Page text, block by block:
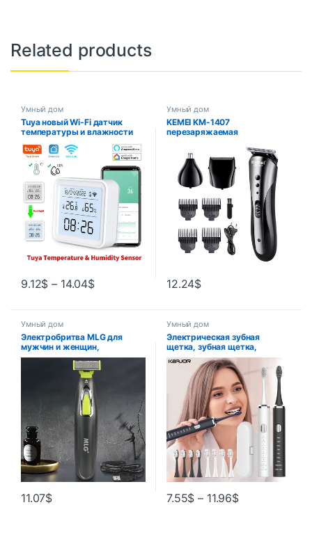
Related products
Умный дом
Tuya новый Wi-Fi датчик
температуры и влажности
Smart Life подсветка
гигрометр термометр
датчик поддержка Alexa
Google Home Assistant
9.12$ – 14.04$
Умный дом
KEMEI KM-1407
перезаряжаемая
стрижки волос в носу,
многофункциональный
мужской триммер для волос,
профессиональная
электробритва, бритва для
бороды
12.24$
Умный дом
Электробритва MLG для
мужчин и женщин,
портативный триммер для
всего тела, USB T-образное
лезвие, бритва для бороды и
11.07$
Умный дом
Электрическая зубная
щетка, зубная щетка,
звуковая вибрация, зубная
щетка для отбеливания
зубов, перезаряжаемая
через USB зубная щетка для
ухода за полостью рта
7.55$ – 11.96$